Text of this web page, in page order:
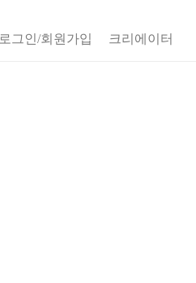
로그인/회원가입 크리에이터